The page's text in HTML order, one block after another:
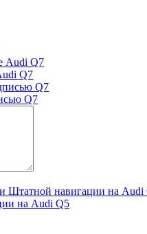
Q7
Q7
на Audi Q5